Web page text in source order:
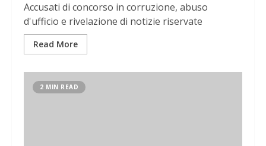
Accusati di concorso in corruzione, abuso
d'ufficio e rivelazione di notizie riservate
Read More
2 MIN READ